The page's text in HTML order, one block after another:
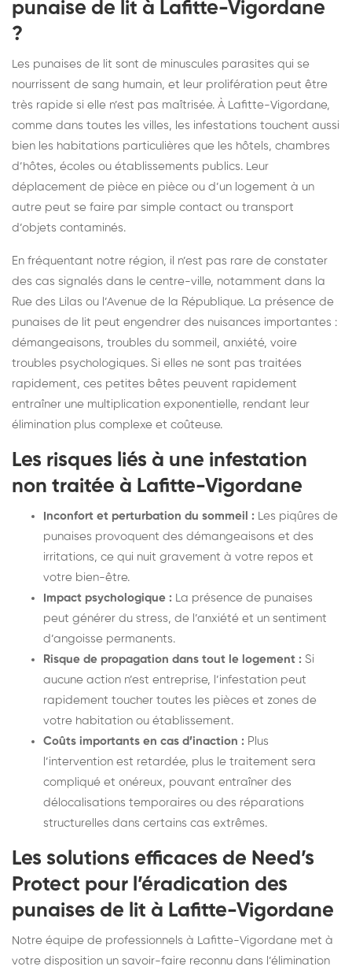
punaise de lit à Lafitte-Vigordane
?
Les punaises de lit sont de minuscules parasites qui se
nourrissent de sang humain, et leur prolifération peut être
très rapide si elle n’est pas maîtrisée. À Lafitte-Vigordane,
comme dans toutes les villes, les infestations touchent aussi
bien les habitations particulières que les hôtels, chambres
d’hôtes, écoles ou établissements publics. Leur
déplacement de pièce en pièce ou d’un logement à un
autre peut se faire par simple contact ou transport
d’objets contaminés.
En fréquentant notre région, il n’est pas rare de constater
des cas signalés dans le centre-ville, notamment dans la
Rue des Lilas ou l’Avenue de la République. La présence de
punaises de lit peut engendrer des nuisances importantes :
démangeaisons, troubles du sommeil, anxiété, voire
troubles psychologiques. Si elles ne sont pas traitées
rapidement, ces petites bêtes peuvent rapidement
entraîner une multiplication exponentielle, rendant leur
élimination plus complexe et coûteuse.
Les risques liés à une infestation
non traitée à Lafitte-Vigordane
Inconfort et perturbation du sommeil : Les piqûres de
punaises provoquent des démangeaisons et des
irritations, ce qui nuit gravement à votre repos et
votre bien-être.
Impact psychologique : La présence de punaises
peut générer du stress, de l’anxiété et un sentiment
d’angoisse permanents.
Risque de propagation dans tout le logement : Si
aucune action n’est entreprise, l’infestation peut
rapidement toucher toutes les pièces et zones de
votre habitation ou établissement.
Coûts importants en cas d’inaction : Plus
l’intervention est retardée, plus le traitement sera
compliqué et onéreux, pouvant entraîner des
délocalisations temporaires ou des réparations
structurelles dans certains cas extrêmes.
Les solutions efficaces de Need’s
Protect pour l’éradication des
punaises de lit à Lafitte-Vigordane
Notre équipe de professionnels à Lafitte-Vigordane met à
votre disposition un savoir-faire reconnu dans l’élimination